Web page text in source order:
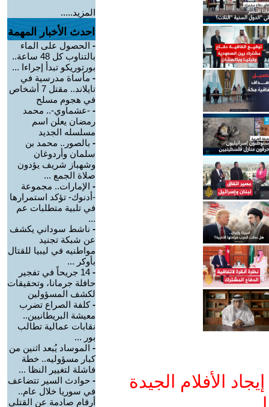
الأفلام الجيدة
المزيد.....
احدث الأخبار المهمة
- الحصول على الماء
بالتناوب كل 48 ساعة..
بورتوريكو تبدأ إجراءا ...
- مأساة مدرسية في
تايلاند.. مقتل 7 أشخاص
في هجوم مسلح
- -عشماوي-.. محمد
رمضان يعلن اسم
مسلسله الجديد
- بالصور.. محمد بن
سلمان وأردوغان
وشهباز شريف يؤدون
صلاة الجمع ...
- الإمارات.. مجموعة
-أدنوك- تؤكد استمرارها
في تلبية متطلبات عم
...
- ناشط سوداني يكشف
عن شبكة تجنيد
مواطنيه في ليبيا للقتال
بأوكر ...
-
14 جريحاً في تفجير
حافلة جرمانا، وتحقيقات
لكشف المسؤولين
-كلفة الصراع تضرب
معيشة البريطانيين..
نقابات عمالية تطالب
بور ...
- الموساد يُبعد اثنين من
كبار مسؤوليه.. خطة
فاشلة لتغيير النظا ...
- حوادث السير تتضاعف
في سوريا خلال عام..
أرقام صادمة عن القتلى